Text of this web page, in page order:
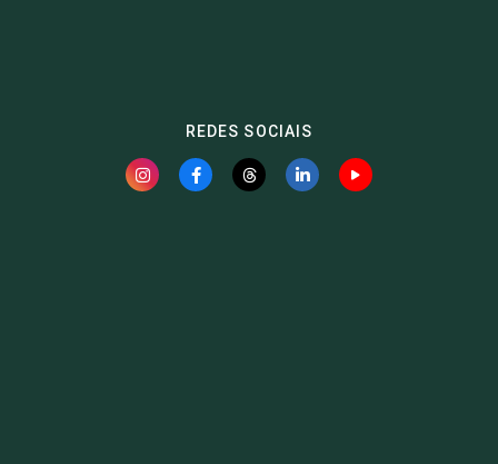
REDES SOCIAIS